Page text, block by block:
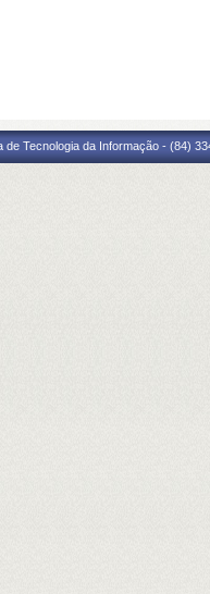
de Tecnologia da Informação - (84)